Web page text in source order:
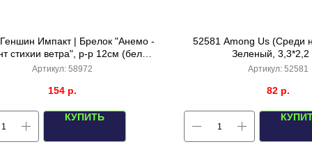
Импакт | Брелок "Анемо -
стихии ветра", р-р 12см (белый
золотой с перьями)
Артикул: 58972
154 р.
КУПИТЬ
52581 Among Us (Среди
Зеленый, 3,3*2,2
Артикул: 52581
82 р.